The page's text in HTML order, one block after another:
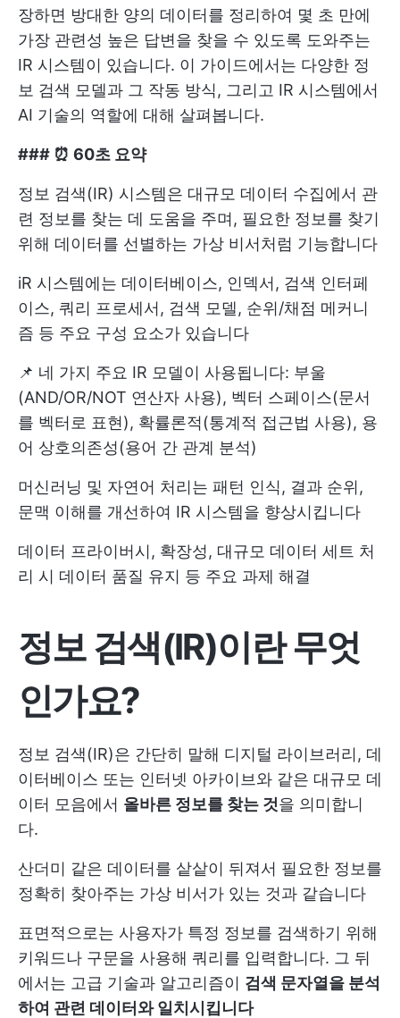
장하면 방대한 양의 데이터를 정리하여 몇 초 만에
가장 관련성 높은 답변을 찾을 수 있도록 도와주는
IR 시스템이 있습니다. 이 가이드에서는 다양한 정
보 검색 모델과 그 작동 방식, 그리고 IR 시스템에서
AI 기술의 역할에 대해 살펴봅니다.
### ⏰ 60초 요약
정보 검색(IR) 시스템은 대규모 데이터 수집에서 관
련 정보를 찾는 데 도움을 주며, 필요한 정보를 찾기
위해 데이터를 선별하는 가상 비서처럼 기능합니다
iR 시스템에는 데이터베이스, 인덱서, 검색 인터페
이스, 쿼리 프로세서, 검색 모델, 순위/채점 메커니
즘 등 주요 구성 요소가 있습니다
📌 네 가지 주요 IR 모델이 사용됩니다: 부울
(AND/OR/NOT 연산자 사용), 벡터 스페이스(문서
를 벡터로 표현), 확률론적(통계적 접근법 사용), 용
어 상호의존성(용어 간 관계 분석)
머신러닝 및 자연어 처리는 패턴 인식, 결과 순위,
문맥 이해를 개선하여 IR 시스템을 향상시킵니다
데이터 프라이버시, 확장성, 대규모 데이터 세트 처
리 시 데이터 품질 유지 등 주요 과제 해결
정보 검색(IR)이란 무엇
인가요?
정보 검색(IR)은 간단히 말해 디지털 라이브러리, 데
이터베이스 또는 인터넷 아카이브와 같은 대규모 데
이터 모음에서 올바른 정보를 찾는 것을 의미합니
다.
산더미 같은 데이터를 샅샅이 뒤져서 필요한 정보를
정확히 찾아주는 가상 비서가 있는 것과 같습니다
표면적으로는 사용자가 특정 정보를 검색하기 위해
키워드나 구문을 사용해 쿼리를 입력합니다. 그 뒤
에서는 고급 기술과 알고리즘이 검색 문자열을 분석
하여 관련 데이터와 일치시킵니다